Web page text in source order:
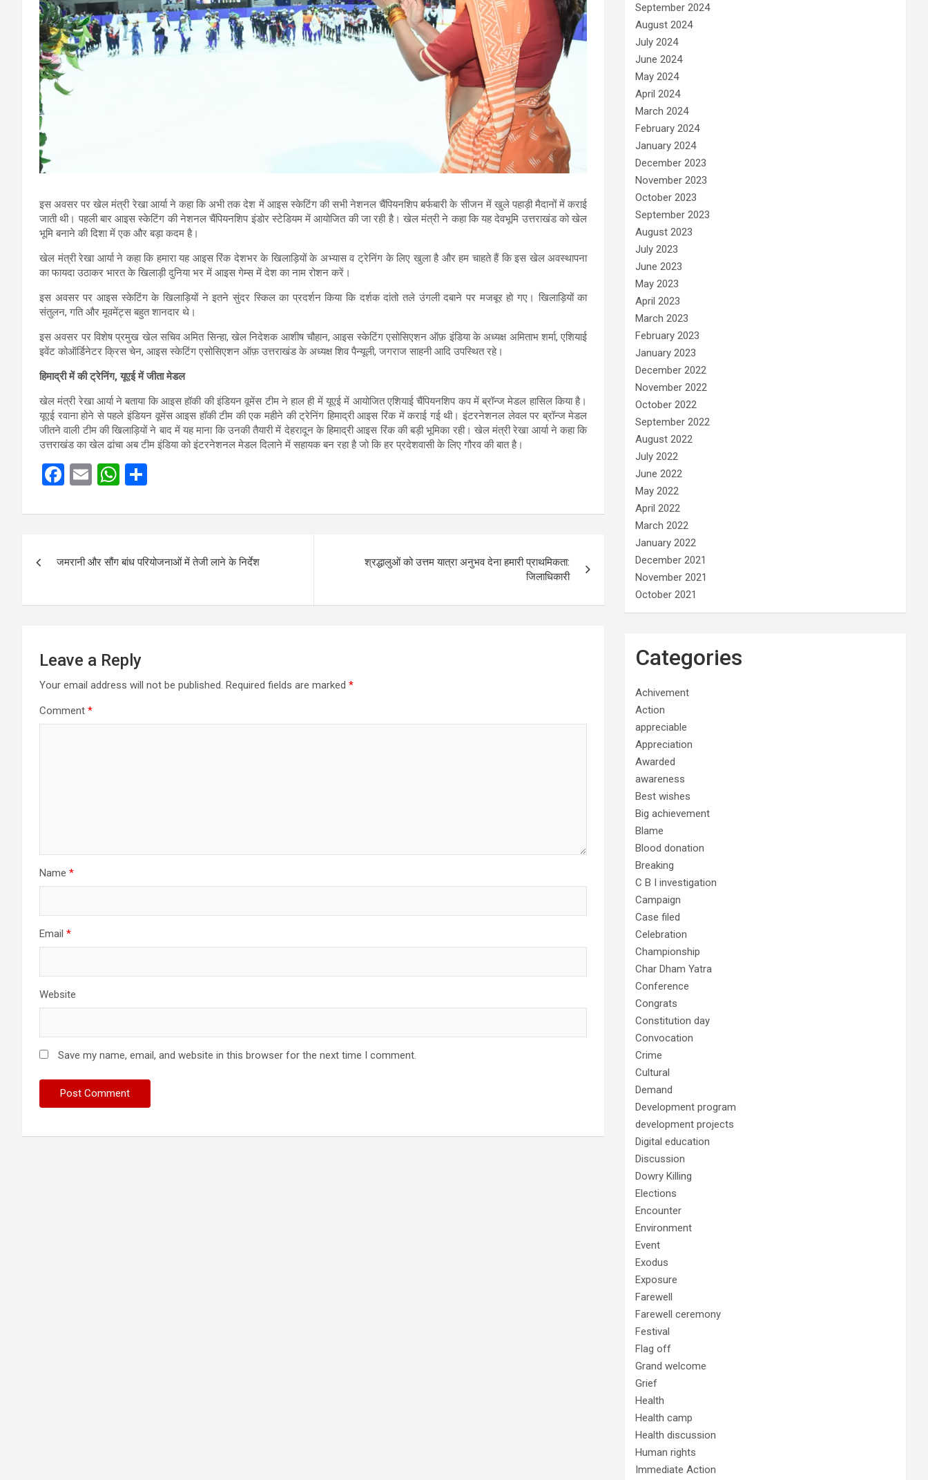
इस अवसर पर खेल मंत्री रेखा आर्या ने कहा कि अभी तक देश में आइस स्केटिंग की सभी नेशनल चैंपियनशिप बर्फबारी के सीजन में खुले पहाड़ी मैदानों में कराई
जाती थी। पहली बार आइस स्केटिंग की नेशनल चैंपियनशिप इंडोर स्टेडियम में आयोजित की जा रही है। खेल मंत्री ने कहा कि यह देवभूमि उत्तराखंड को खेल
भूमि बनाने की दिशा में एक और बड़ा कदम है।
खेल मंत्री रेखा आर्या ने कहा कि हमारा यह आइस रिंक देशभर के खिलाड़ियों के अभ्यास व ट्रेनिंग के लिए खुला है और हम चाहते हैं कि इस खेल अवस्थापना
का फायदा उठाकर भारत के खिलाड़ी दुनिया भर में आइस गेम्स में देश का नाम रोशन करें।
इस अवसर पर आइस स्केटिंग के खिलाड़ियों ने इतने सुंदर स्किल का प्रदर्शन किया कि दर्शक दांतो तले उंगली दबाने पर मजबूर हो गए। खिलाड़ियों का
संतुलन, गति और मूवमेंट्स बहुत शानदार थे।
इस अवसर पर विशेष प्रमुख खेल सचिव अमित सिन्हा, खेल निदेशक आशीष चौहान, आइस स्केटिंग एसोसिएशन ऑफ़ इंडिया के अध्यक्ष अमिताभ शर्मा, एशियाई
इवेंट कोऑर्डिनेटर क्रिस चेन, आइस स्केटिंग एसोसिएशन ऑफ़ उत्तराखंड के अध्यक्ष शिव पैन्यूली, जगराज साहनी आदि उपस्थित रहे।
हिमाद्री में की ट्रेनिंग, यूएई में जीता मेडल
खेल मंत्री रेखा आर्या ने बताया कि आइस हॉकी की इंडियन वूमेंस टीम ने हाल ही में यूएई में आयोजित एशियाई चैंपियनशिप कप में ब्रॉन्ज मेडल हासिल किया है।
यूएई रवाना होने से पहले इंडियन वूमेंस आइस हॉकी टीम की एक महीने की ट्रेनिंग हिमाद्री आइस रिंक में कराई गई थी। इंटरनेशनल लेवल पर ब्रॉन्ज मेडल
जीतने वाली टीम की खिलाड़ियों ने बाद में यह माना कि उनकी तैयारी में देहरादून के हिमाद्री आइस रिंक की बड़ी भूमिका रही। खेल मंत्री रेखा आर्या ने कहा कि
उत्तराखंड का खेल ढांचा अब टीम इंडिया को इंटरनेशनल मेडल दिलाने में सहायक बन रहा है जो कि हर प्रदेशवासी के लिए गौरव की बात है।
F
ce
o
k
E
ail
W
at
A
p
ar
जमरानी और सौंग बांध परियोजनाओं में तेजी लाने के निर्देश
श्रद्धालुओं को उत्तम यात्रा अनुभव देना हमारी प्राथमिकता:
जिलाधिकारी
Leave a Reply
Your email address will not be published. Required fields are marked *
Comment *
Name *
Email *
Website
Save my name, email, and website in this browser for the next time I comment.
September 2024
August 2024
July 2024
June 2024
May 2024
April 2024
March 2024
February 2024
January 2024
December 2023
November 2023
October 2023
September 2023
August 2023
July 2023
June 2023
May 2023
April 2023
March 2023
February 2023
January 2023
December 2022
November 2022
October 2022
September 2022
August 2022
July 2022
June 2022
May 2022
April 2022
March 2022
January 2022
December 2021
November 2021
October 2021
Categories
Achivement
Action
appreciable
Appreciation
Awarded
awareness
Best wishes
Big achievement
Blame
Blood donation
Breaking
C B I investigation
Campaign
Case filed
Celebration
Championship
Char Dham Yatra
Conference
Congrats
Constitution day
Convocation
Crime
Cultural
Demand
Development program
development projects
Digital education
Discussion
Dowry Killing
Elections
Encounter
Environment
Event
Exodus
Exposure
Farewell
Farewell ceremony
Festival
Flag off
Grand welcome
Grief
Health
Health camp
Health discussion
Human rights
Immediate Action